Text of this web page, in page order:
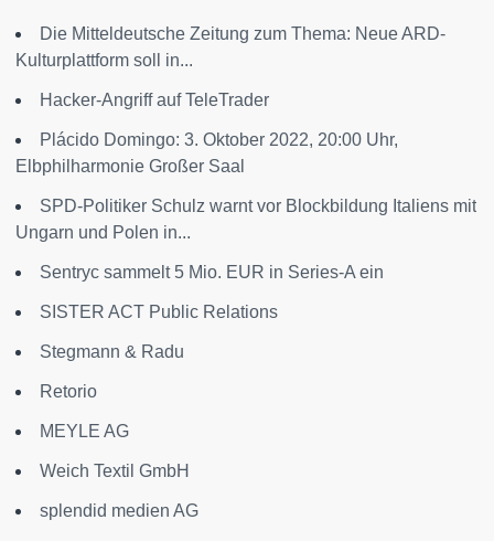
Die Mitteldeutsche Zeitung zum Thema: Neue ARD-
Kulturplattform soll in...
Hacker-Angriff auf TeleTrader
Plácido Domingo: 3. Oktober 2022, 20:00 Uhr,
Elbphilharmonie Großer Saal
SPD-Politiker Schulz warnt vor Blockbildung Italiens mit
Ungarn und Polen in...
Sentryc sammelt 5 Mio. EUR in Series-A ein
SISTER ACT Public Relations
Stegmann & Radu
Retorio
MEYLE AG
Weich Textil GmbH
splendid medien AG